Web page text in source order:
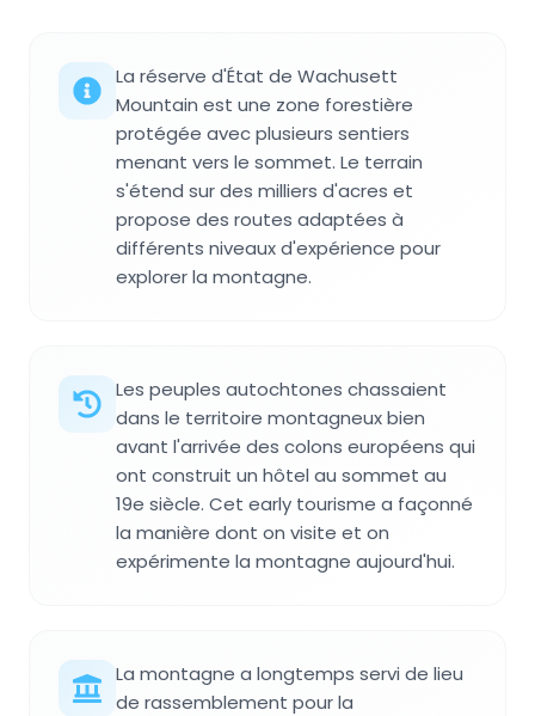
La réserve d'État de Wachusett
Mountain est une zone forestière
protégée avec plusieurs sentiers
menant vers le sommet. Le terrain
s'étend sur des milliers d'acres et
propose des routes adaptées à
différents niveaux d'expérience pour
explorer la montagne.
Les peuples autochtones chassaient
dans le territoire montagneux bien
avant l'arrivée des colons européens qui
ont construit un hôtel au sommet au
19e siècle. Cet early tourisme a façonné
la manière dont on visite et on
expérimente la montagne aujourd'hui.
La montagne a longtemps servi de lieu
de rassemblement pour la